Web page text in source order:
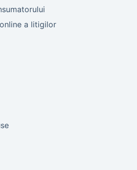
a litigilor